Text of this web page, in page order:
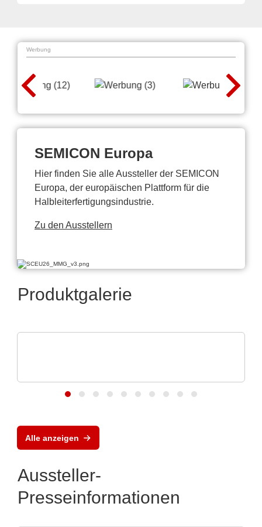
Werbung
SEMICON Europa
Hier finden Sie alle Aussteller der SEMICON
Europa, der europäischen Plattform für die
Halbleiterfertigungsindustrie.
Zu den Ausstellern
Produktgalerie
Alle anzeigen
Aussteller-
Presseinformationen